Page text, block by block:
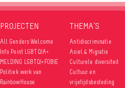
PROJECTEN
All Genders Welcome
Info Point LGBTQIA+
MELDING LGBTQI+FOBIE
Politiek werk van
RainbowHouse
THEMA’S
Antidiscriminatie
Asiel & Migratie
Culturele diversiteit
Cultuur en
vrijetijdsbesteding